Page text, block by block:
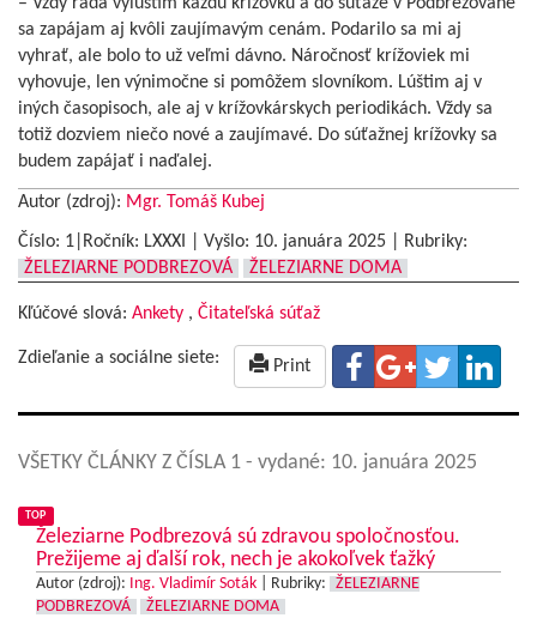
sa zapájam aj kvôli zaujímavým cenám. Podarilo sa mi aj
vyhrať, ale bolo to už veľmi dávno. Náročnosť krížoviek mi
vyhovuje, len výnimočne si pomôžem slovníkom. Lúštim aj v
iných časopisoch, ale aj v krížovkárskych periodikách. Vždy sa
totiž dozviem niečo nové a zaujímavé. Do súťažnej krížovky sa
budem zapájať i naďalej.
Autor (zdroj): Mgr. Tomáš Kubej
Číslo: 1|Ročník: LXXXI | Vyšlo: 10. januára 2025
Rubriky:
ŽELEZIARNE PODBREZOVÁ
ŽELEZIARNE DOMA
Kľúčové slová: Ankety , Čitateľská súťaž
Zdieľanie a sociálne siete: Print
VŠETKY ČLÁNKY Z ČÍSLA 1 - vydané: 10. januára 2025
TOP
Železiarne Podbrezová sú zdravou spoločnosťou.
Prežijeme aj ďalší rok, nech je akokoľvek ťažký
Autor (zdroj): Ing. Vladimír Soták Rubriky:
ŽELEZIARNE
PODBREZOVÁ
ŽELEZIARNE DOMA